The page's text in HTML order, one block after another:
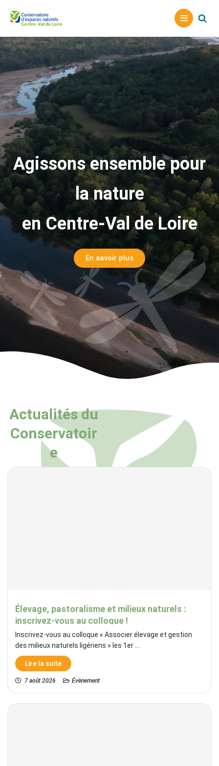
l
l
e
r
a
u
c
n
t
e
u
Agissons ensemble pour
la nature
en Centre-Val de Loire
En savoir plus
Actualités du
Conservatoir
e
Élevage, pastoralisme et milieux naturels :
inscrivez-vous au colloque !
Inscrivez-vous au colloque « Associer élevage et gestion
des milieux naturels ligériens » les 1er ...
Lire la suite
7 août 2026 Évènement